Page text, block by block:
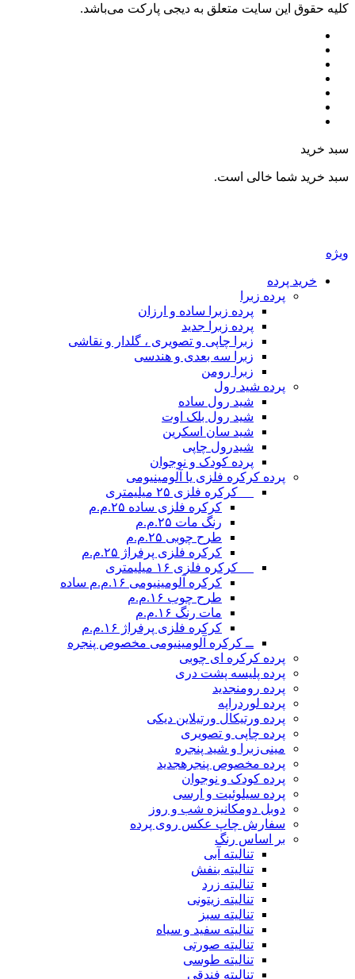
حقوق اين سايت متعلق به دیجی پارکت می‌باشد.
خرید
خرید شما خالی است.
خرید پرده
پرده زبرا
پرده زبرا ساده و ارزان
پرده زبرا جدید
زبرا چاپی و تصویری ، گلدار و نقاشی
زبرا سه بعدی و هندسی
زبرا رومن
پرده شید رول
شید رول ساده
شید رول بلک اوت
شید سان اسکرین
شیدرول چاپی
پرده کودک و نوجوان
پرده کرکره فلزی یا آلومینیومی
__ کرکره فلزی ۲۵ میلیمتری
کرکره فلزی ساده ۲۵.م.م
رنگ مات ۲۵.م.م
طرح چوبی ۲۵.م.م
کرکره فلزی پرفراژ ۲۵.م.م
__ کرکره فلزی ۱۶ میلیمتری
کرکره آلومینیومی ۱۶.م.م ساده
طرح چوب ۱۶.م.م
مات رنگ ۱۶.م.م
کرکره فلزی پرفراژ ۱۶.م.م
ــ کرکره آلومینیومی مخصوص پنجره
پرده کرکره ای چوبی
پرده پلیسه پشت دری
پرده رومنجدید
پرده لوردراپه
پرده ورتیکال ورتیلاین دیکی
پرده چاپی و تصویری
مینی‌زبرا و شید پنجره
پرده مخصوص پنجره جدید
پرده کودک و نوجوان
پرده سیلوئیت و ارسی
دوبل دومکانیزه شب و روز
سفارش چاپ عکس روی پرده
بر اساس رنگ
تنالیته آبی
تنالیته بنفش
تنالیته زرد
تنالیته زیتونی
تنالیته سبز
تنالیته سفید و سیاه
تنالیته صورتی
تنالیته طوسی
تنالیته فندقی